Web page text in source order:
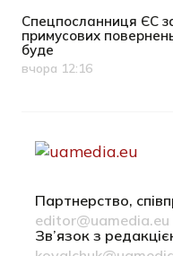
Спецпосланниця ЄС
примусових
буде
Дата публікації
вчора 12:16
Партнерство,
editor@uamedia.eu
Зв’язок з